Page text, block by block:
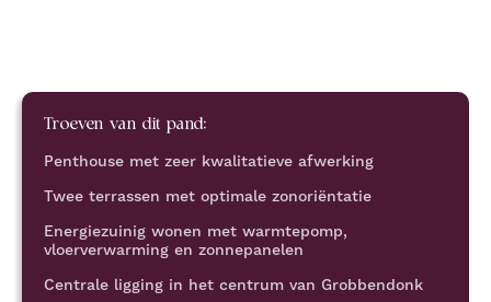
Troeven van dit pand:
Penthouse met zeer kwalitatieve afwerking
Twee terrassen met optimale zonoriëntatie
Energiezuinig wonen met warmtepomp,
vloerverwarming en zonnepanelen
Centrale ligging in het centrum van Grobbendonk